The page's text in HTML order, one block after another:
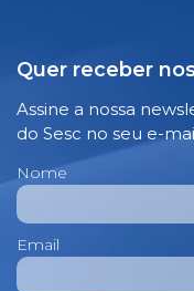
Quer receber
Assine a nossa
do Sesc no seu e-
Nome
Email